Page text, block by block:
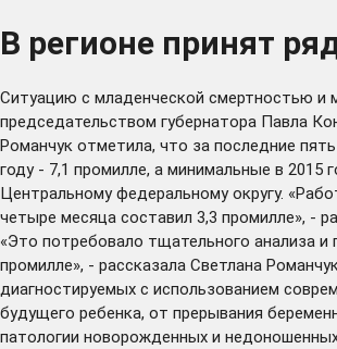
В регионе принят
Ситуацию с младенческой смертностью и
председательством губернатора Павла
Романчук отметила, что за последние
году - 7,1 промилле, а минимальные в 2015
Центральному федеральному округу.
четыре месяца составил 3,3 промилле», -
«Это потребовало тщательного анализа и
промилле», - рассказала Светлана
диагностируемых с использованием
будущего ребенка, от прерывания
патологии новорожденных и